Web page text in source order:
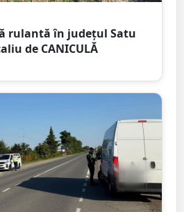
rulantă în județul Satu
de CANICULĂ